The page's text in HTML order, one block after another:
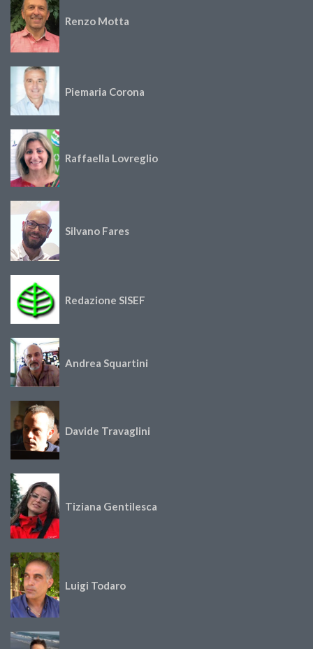
Renzo Motta
Piemaria Corona
Raffaella Lovreglio
Silvano Fares
Redazione SISEF
Andrea Squartini
Davide Travaglini
Tiziana Gentilesca
Luigi Todaro